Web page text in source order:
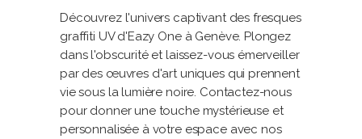
Découvrez l'univers captivant des fresques
graffiti UV d'Eazy One à Genève. Plongez
dans l'obscurité et laissez-vous émerveiller
par des œuvres d'art uniques qui prennent
vie sous la lumière noire. Contactez-nous
pour donner une touche mystérieuse et
personnalisée à votre espace avec nos